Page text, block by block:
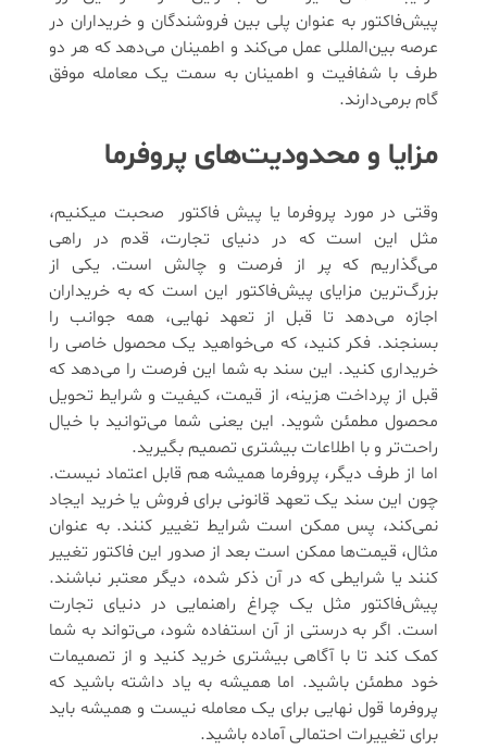
پیش‌فاکتور به عنوان پلی بین فروشندگان و خریداران در
عرصه بین‌المللی عمل می‌کند و اطمینان می‌دهد که هر دو
طرف با شفافیت و اطمینان به سمت یک معامله موفق
گام برمی‌دارند.
مزایا و محدودیت‌های پروفرما
وقتی در مورد پروفرما یا پیش فاکتور صحبت میکنیم،
مثل این است که در دنیای تجارت، قدم در راهی
می‌گذاریم که پر از فرصت و چالش‌ است. یکی از
بزرگ‌ترین مزایای پیش‌فاکتور این است که به خریداران
اجازه می‌دهد تا قبل از تعهد نهایی، همه جوانب را
بسنجند. فکر کنید، که می‌خواهید یک محصول خاصی را
خریداری کنید. این سند به شما این فرصت را می‌دهد که
قبل از پرداخت هزینه، از قیمت، کیفیت و شرایط تحویل
محصول مطمئن شوید. این یعنی شما می‌توانید با خیال
راحت‌تر و با اطلاعات بیشتری تصمیم بگیرید.
اما از طرف دیگر، پروفرما همیشه هم قابل اعتماد نیست.
چون این سند یک تعهد قانونی برای فروش یا خرید ایجاد
نمی‌کند، پس ممکن است شرایط تغییر کنند. به عنوان
مثال، قیمت‌ها ممکن است بعد از صدور این فاکتور تغییر
کنند یا شرایطی که در آن ذکر شده، دیگر معتبر نباشند.
پیش‌فاکتور مثل یک چراغ راهنمایی در دنیای تجارت
است. اگر به درستی از آن استفاده شود، می‌تواند به شما
کمک کند تا با آگاهی بیشتری خرید کنید و از تصمیمات
خود مطمئن باشید. اما همیشه به یاد داشته باشید که
پروفرما قول نهایی برای یک معامله نیست و همیشه باید
برای تغییرات احتمالی آماده باشید.